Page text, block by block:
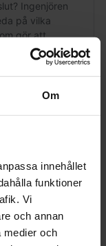
Om
innehållet
funktioner
Vi
och annan
medier och